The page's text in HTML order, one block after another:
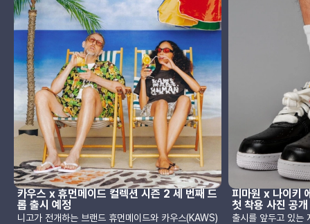
카우스 x 휴먼메이드 컬렉션 시즌 2 세 번째 드
롭 출시 예정
니고가 전개하는 브랜드 휴먼메이드와 카우스(KAWS)
피마원 x 나이키
첫 착용 사진 공개
출시를 앞두고 있는